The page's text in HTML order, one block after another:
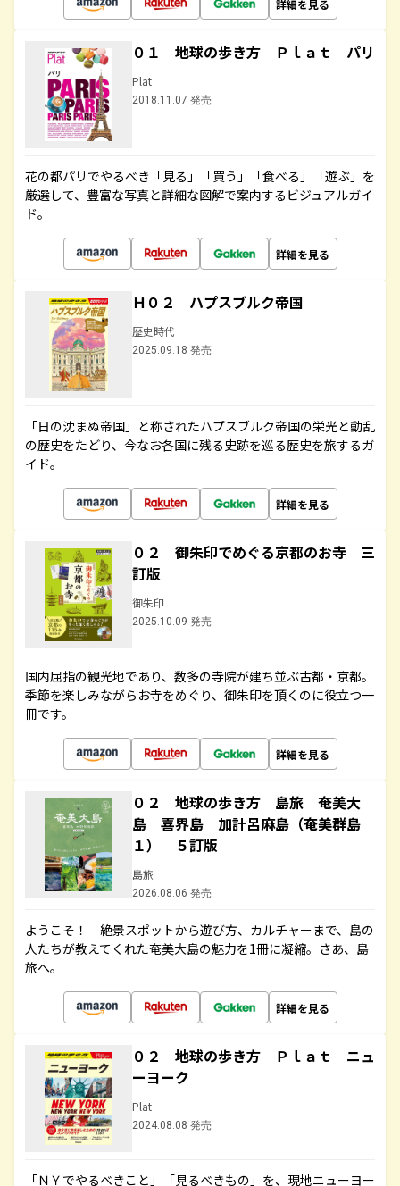
詳細を見る
０１ 地球の歩き方 Ｐｌａｔ パリ
Plat
2018.11.07 発売
花の都パリでやるべき「見る」「買う」「食べる」「遊ぶ」を
厳選して、豊富な写真と詳細な図解で案内するビジュアルガイ
ド。
詳細を見る
Ｈ０２ ハプスブルク帝国
歴史時代
2025.09.18 発売
「日の沈まぬ帝国」と称されたハプスブルク帝国の栄光と動乱
の歴史をたどり、今なお各国に残る史跡を巡る歴史を旅するガ
イド。
詳細を見る
０２ 御朱印でめぐる京都のお寺 三
訂版
御朱印
2025.10.09 発売
国内屈指の観光地であり、数多の寺院が建ち並ぶ古都・京都。
季節を楽しみながらお寺をめぐり、御朱印を頂くのに役立つ一
冊です。
詳細を見る
０２ 地球の歩き方 島旅 奄美大
島 喜界島 加計呂麻島（奄美群島
１） ５訂版
島旅
2026.08.06 発売
ようこそ！ 絶景スポットから遊び方、カルチャーまで、島の
人たちが教えてくれた奄美大島の魅力を1冊に凝縮。さあ、島
旅へ。
詳細を見る
０２ 地球の歩き方 Ｐｌａｔ ニュ
ーヨーク
Plat
2024.08.08 発売
「ＮＹでやるべきこと」「見るべきもの」を、現地ニューヨー